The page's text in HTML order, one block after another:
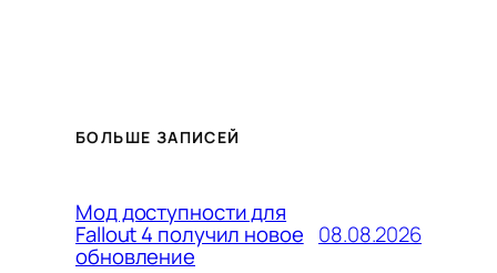
БОЛЬШЕ ЗАПИСЕЙ
Мод доступности для
Fallout 4 получил новое
обновление
08.08.2026